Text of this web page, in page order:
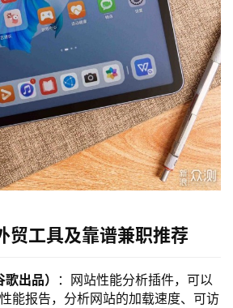
贸工具及靠谱兼职推荐
出品）
：网站性能分析插件，可以
能报告，分析网站的加载速度、可访